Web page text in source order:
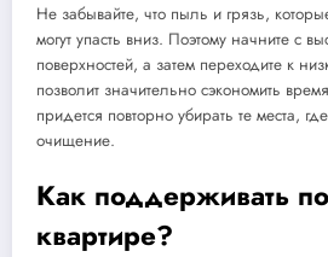
Не забывайте, что пыль и грязь,
могут упасть вниз. Поэтому начните с
поверхностей, а затем переходите к
позволит значительно сэкономить
придется повторно убирать те места,
очищение.
Как поддерживать
квартире?